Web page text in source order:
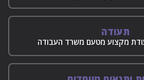
תעודה
מקצוע מטעם משרד העבודה